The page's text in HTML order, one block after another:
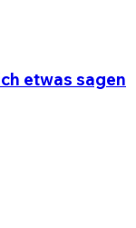
etwas sagen